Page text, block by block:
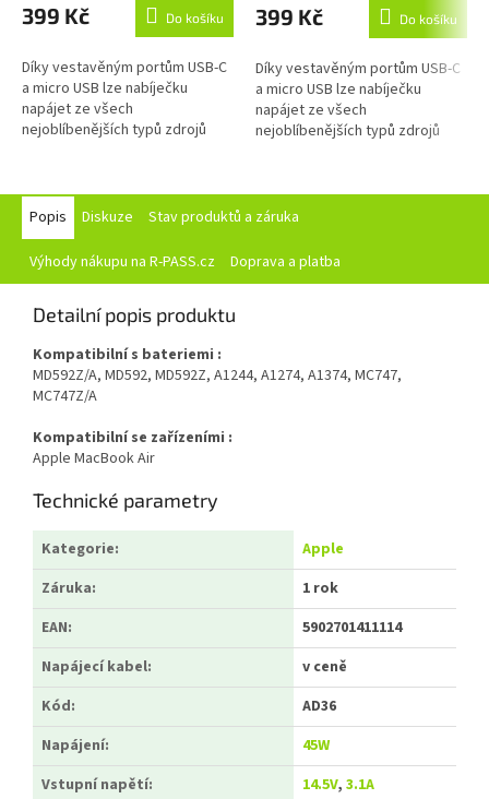
399 Kč Do košíku
Díky vestavěným portům USB-C
a micro USB lze nabíječku
napájet ze všech
nejoblíbenějších typů zdrojů
umožňuje...
399 Kč Do košíku
Díky vestavěným portům USB-C
a micro USB lze nabíječku
napájet ze všech
nejoblíbenějších typů zdrojů
umožňuje...
Popis
Diskuze Stav produktů a záruka
Výhody nákupu na R-PASS.cz Doprava a platba
Detailní popis produktu
Kompatibilní s bateriemi :
MD592Z/A, MD592, MD592Z, A1244, A1274, A1374, MC747,
MC747Z/A
Kompatibilní se zařízeními :
Apple MacBook Air
Technické parametry
Kategorie:
Apple
Záruka:
1 rok
EAN:
5902701411114
Napájecí kabel:
v ceně
Kód:
AD36
Napájení:
45W
Vstupní napětí:
14.5V, 3.1A